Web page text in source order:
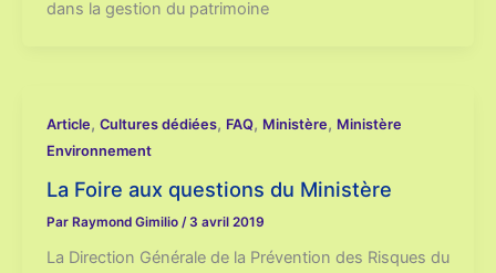
dans la gestion du patrimoine
Article, Cultures dédiées, FAQ, Ministère, Ministère
Environnement
La Foire aux questions du Ministère
Par Raymond Gimilio / 3 avril 2019
La Direction Générale de la Prévention des Risques du